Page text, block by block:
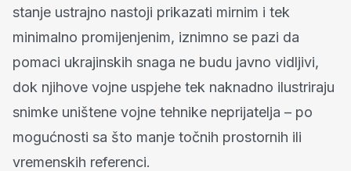
stanje ustrajno nastoji prikazati mirnim i tek
minimalno promijenjenim, iznimno se pazi da
pomaci ukrajinskih snaga ne budu javno vidljivi,
dok njihove vojne uspjehe tek naknadno ilustriraju
snimke uništene vojne tehnike neprijatelja – po
mogućnosti sa što manje točnih prostornih ili
vremenskih referenci.